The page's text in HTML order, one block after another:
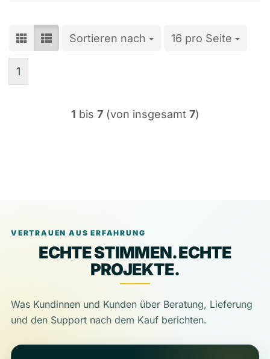
Sortieren nach
Sortieren nach 16 pro Seite
pro Seite
1
1 bis 7(von insgesamt 7)
VERTRAUEN AUS ERFAHRUNG
ECHTE STIMMEN. ECHTE
PROJEKTE.
Was Kundinnen und Kunden über Beratung, Lieferung
und den Support nach dem Kauf berichten.